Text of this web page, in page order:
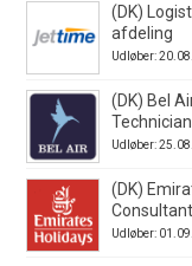
(DK)
afdeling
Udløber:
(DK) Bel
Udløber:
(DK)
Udløber: